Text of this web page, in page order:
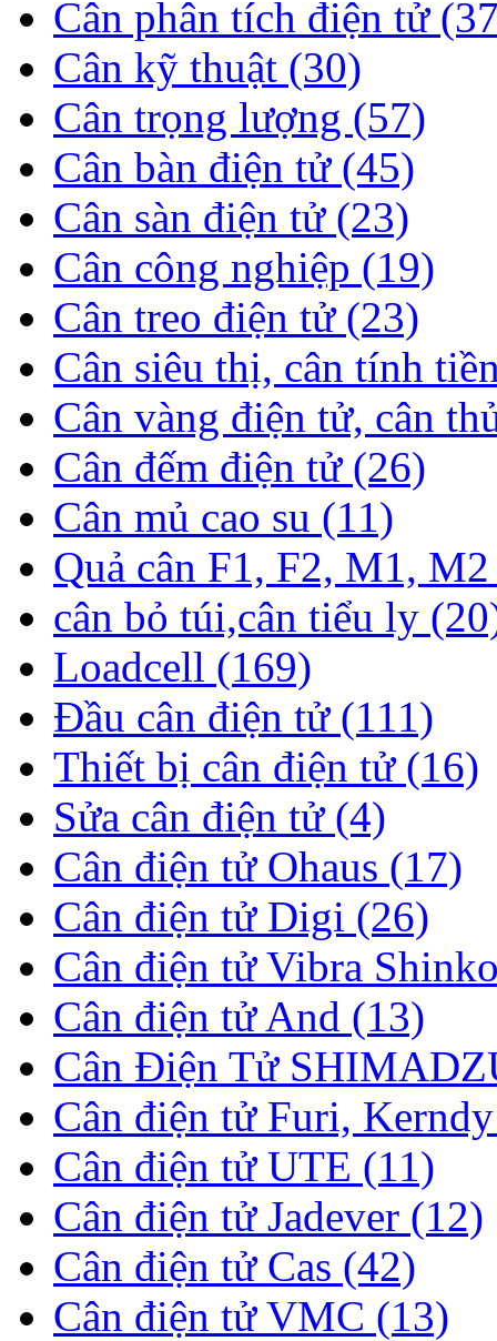
Cân phân tích điện tử
Cân kỹ thuật (30)
Cân trọng lượng (57)
Cân bàn điện tử (45)
Cân sàn điện tử (23)
Cân công nghiệp (19)
Cân treo điện tử (23)
Cân siêu thị, cân tính
Cân vàng điện tử, cân
Cân đếm điện tử (26)
Cân mủ cao su (11)
Quả cân F1, F2, M1,
cân bỏ túi,cân tiểu ly
Loadcell (169)
Đầu cân điện tử (111)
Thiết bị cân điện tử (16)
Sửa cân điện tử (4)
Cân điện tử Ohaus (17)
Cân điện tử Digi (26)
Cân điện tử Vibra
Cân điện tử And (13)
Cân Điện Tử
Cân điện tử Furi,
Cân điện tử UTE (11)
Cân điện tử Jadever (12)
Cân điện tử Cas (42)
Cân điện tử VMC (13)